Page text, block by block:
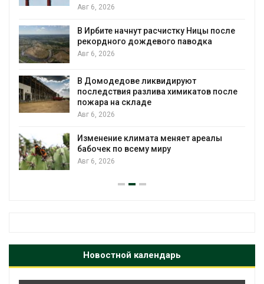
Авг 6, 2026
В Ирбите начнут расчистку Ницы после
рекордного дождевого паводка
Авг 6, 2026
В Домодедове ликвидируют
последствия разлива химикатов после
пожара на складе
Авг 6, 2026
Изменение климата меняет ареалы
бабочек по всему миру
Авг 6, 2026
Новостной календарь